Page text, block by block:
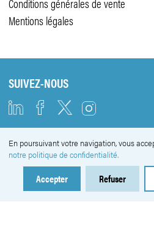
Mentions légales
SUIVEZ-NOUS
NEWSLETTER
En poursuivant votre navigation, vous
notre politique de confidentialité.
Accepter Refuser